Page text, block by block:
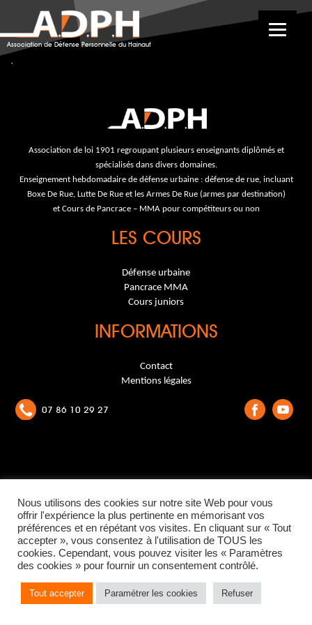
Association de Défense Personnelle du Hainaut
Laurence
9 août 201918 novembre 2020
Laurence
Association de loi 1901 regroupant plusieurs enseignants diplômés et
spécialisés dans divers domaines.
Enseignement hebdomadaire de défense urbaine : défense de rue, incluant
Boxe De Rue, Lutte De Rue et les Armes De Rue (armes par destination)
et Cours de Pancrace – MMA pour compétiteurs ou non
LES COURS
Défense urbaine
Pancrace MMA
Cours juniors
INFORMATIONS
Contact
Mentions légales
07 86 10 29 27
Nous utilisons des cookies sur notre site Web pour vous
offrir l'expérience la plus pertinente en mémorisant vos
préférences et en répétant vos visites. En cliquant sur « Tout
accepter », vous consentez à l'utilisation de TOUS les
cookies. Cependant, vous pouvez visiter les « Paramètres
des cookies » pour fournir un consentement contrôlé.
Tout accepter Paramétrer les cookies Refuser